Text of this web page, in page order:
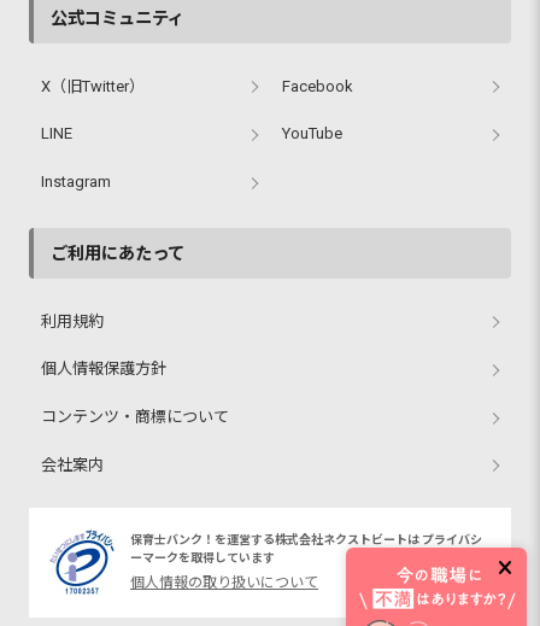
公式コミュニティ
X（旧Twitter） Facebook
LINE YouTube
Instagram
ご利用にあたって
利用規約
個人情報保護方針
コンテンツ・商標について
会社案内
保育士バンク！を運営する株式会社ネクストビートは プライバシ
ーマークを取得しています
個人情報の取り扱いについて